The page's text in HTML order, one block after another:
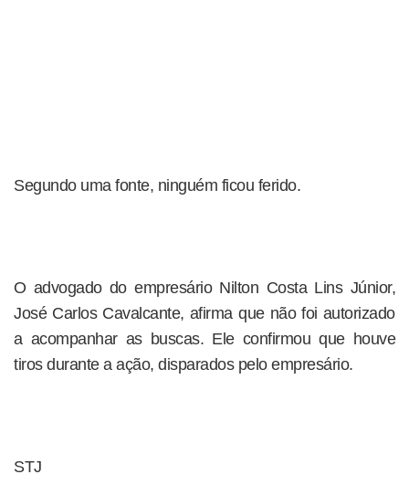
Segundo uma fonte, ninguém ficou ferido.
O advogado do empresário Nilton Costa Lins Júnior,
José Carlos Cavalcante, afirma que não foi autorizado
a acompanhar as buscas. Ele confirmou que houve
tiros durante a ação, disparados pelo empresário.
STJ